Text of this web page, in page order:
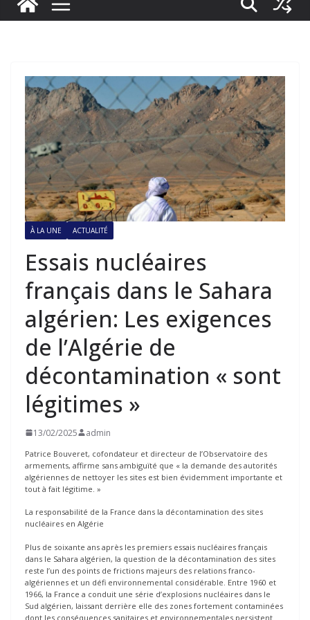
À LA UNE ACTUALITÉ
Essais nucléaires
français dans le Sahara
algérien: Les exigences
de l’Algérie de
décontamination « sont
légitimes »
13/02/2025 admin
Patrice Bouveret, cofondateur et directeur de l’Observatoire des
armements, affirme sans ambiguïté que « la demande des autorités
algériennes de nettoyer les sites est bien évidemment importante et
tout à fait légitime. »
La responsabilité de la France dans la décontamination des sites
nucléaires en Algérie
Plus de soixante ans après les premiers essais nucléaires français
dans le Sahara algérien, la question de la décontamination des sites
reste l’un des points de frictions majeurs des relations franco-
algériennes et un défi environnemental considérable. Entre 1960 et
1966, la France a conduit une série d’explosions nucléaires dans le
Sud algérien, laissant derrière elle des zones fortement contaminées
dont les conséquences sanitaires et environnementales persistent